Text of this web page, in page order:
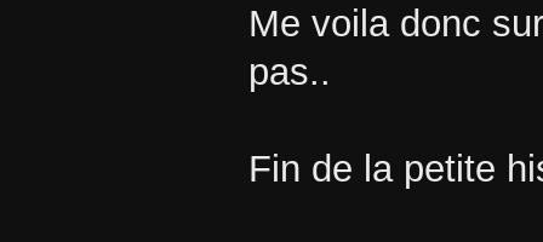
Me voila donc
pas..
Fin de la petite